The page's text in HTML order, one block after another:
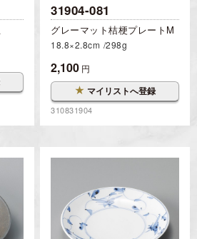
31904-081
グレーマット桔梗プレートM
18.8×2.8cm 298g
2,100 円
★ マイリストへ登録
310831904